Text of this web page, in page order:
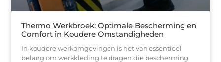
Thermo Werkbroek: Optimale Bescherming en
Comfort in Koudere Omstandigheden
In koudere werkomgevingen is het van essentieel
belang om werkkleding te dragen die bescherming